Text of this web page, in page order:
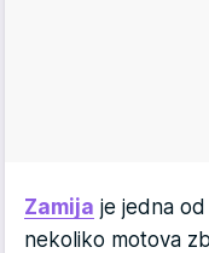
Zamija je jedna
nekoliko motova